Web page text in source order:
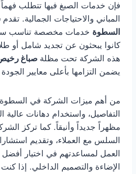
فإن خدمات الصبغ فيها تتطلب فهماً
المباني والاحتياجات الجمالية. تقدم
السطوة خدمات مخصصة تناسب
كانوا يبحثون عن تجديد شامل أو
هذه الشركة تحت مظلة صباغ
يضمن التزامها بأعلى معايير
من أهم ميزات الشركة في السطوة
التفاصيل، واستخدام دهانات عالية
مظهراً جديداً وأنيقاً. كما تركز
السلس مع العملاء، وتقديم
العمل لمساعدتهم في اختيار
الإضاءة والتصميم الداخلي. إذا